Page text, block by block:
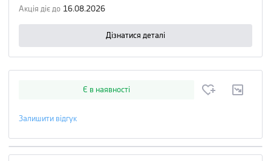
Акція діє до 16.08.2026
Дізнатися деталі
Є в наявності
Залишити відгук